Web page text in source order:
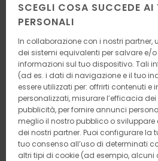
SCEGLI COSA SUCCEDE
PERSONALI
In collaborazione con i nostri partner,
dei sistemi equivalenti per salvare e/
informazioni sul tuo dispositivo. Tali
(ad es. i dati di navigazione e il tuo
essere utilizzati per: offrirti contenuti e
personalizzati, misurare l’efficacia
pubblicità, per fornire annunci
meglio il nostro pubblico o sviluppare
dei nostri partner. Puoi configurare la
tuo consenso all’uso di determinati
altri tipi di cookie (ad esempio, alcuni